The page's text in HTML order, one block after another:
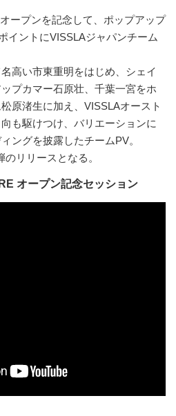
ープンを記念して、ポップアップ
イントにVISSLAジャパンチーム
高い市東重明をはじめ、シェイ
プカマー石原壮、千葉一宮をホ
原渚生に加え、VISSLAオースト
も駆けつけ、バリエーションに
ングを披露したチームPV。
リリースとなる。
オープン記念セッション